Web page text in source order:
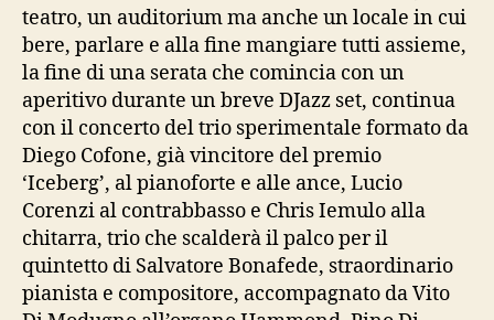
teatro, un auditorium ma anche un locale in cui
bere, parlare e alla fine mangiare tutti assieme,
la fine di una serata che comincia con un
aperitivo durante un breve DJazz set, continua
con il concerto del trio sperimentale formato da
Diego Cofone, già vincitore del premio
‘Iceberg’, al pianoforte e alle ance, Lucio
Corenzi al contrabbasso e Chris Iemulo alla
chitarra, trio che scalderà il palco per il
quintetto di Salvatore Bonafede, straordinario
pianista e compositore, accompagnato da Vito